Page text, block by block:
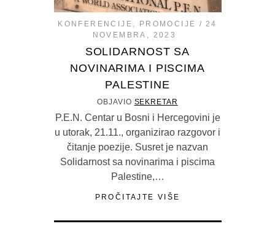
KONFERENCIJE , PROMOCIJE
24
NOVEMBRA, 2023
SOLIDARNOST SA
NOVINARIMA I PISCIMA
PALESTINE
OBJAVIO SEKRETAR
P.E.N. Centar u Bosni i Hercegovini je
u utorak, 21.11., organizirao razgovor i
čitanje poezije. Susret je nazvan
Solidarnost sa novinarima i piscima
Palestine,…
PROČITAJTE VIŠE